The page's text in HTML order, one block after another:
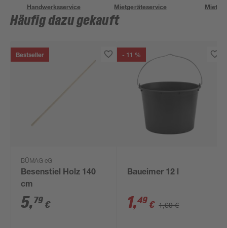
Handwerksservice Mietgeräteservice
Häufig dazu gekauft
Bestseller
BÜMAG eG
Besenstiel Holz 140
cm
5,79 €
- 11 %
Baueimer 12 l
1,49 € 1,69 €